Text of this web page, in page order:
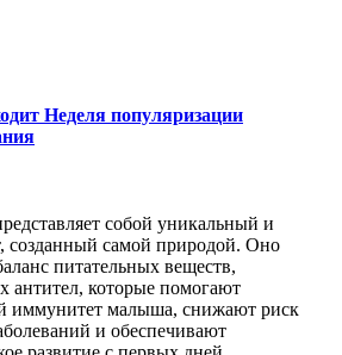
Неделя популяризации
собой уникальный и
созданный самой природой. Оно
питательных веществ,
антител, которые помогают
иммунитет малыша, снижают риск
и обеспечивают